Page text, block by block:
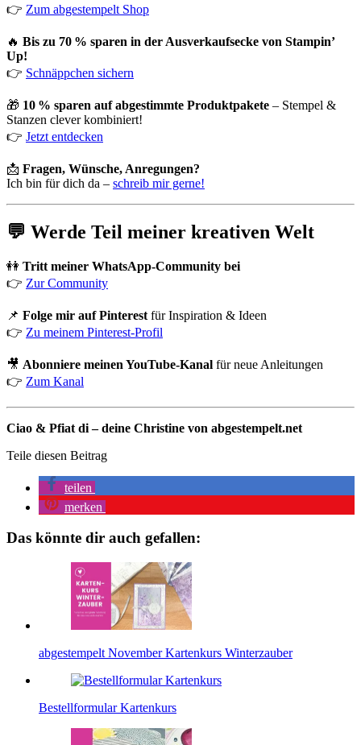
👉 Zum abgestempelt Shop
🔥 Bis zu 70 % sparen in der Ausverkaufsecke von Stampin’
Up!
👉 Schnäppchen sichern
🎁 10 % sparen auf abgestimmte Produktpakete – Stempel &
Stanzen clever kombiniert!
👉 Jetzt entdecken
📩 Fragen, Wünsche, Anregungen?
Ich bin für dich da – schreib mir gerne!
💬 Werde Teil meiner kreativen Welt
👭 Tritt meiner WhatsApp-Community bei
👉 Zur Community
📌 Folge mir auf Pinterest für Inspiration & Ideen
👉 Zu meinem Pinterest-Profil
🎥 Abonniere meinen YouTube-Kanal für neue Anleitungen
👉 Zum Kanal
Ciao & Pfiat di – deine Christine von abgestempelt.net
Teile diesen Beitrag
teilen
merken
Das könnte dir auch gefallen:
abgestempelt November Kartenkurs Winterzauber
Bestellformular Kartenkurs